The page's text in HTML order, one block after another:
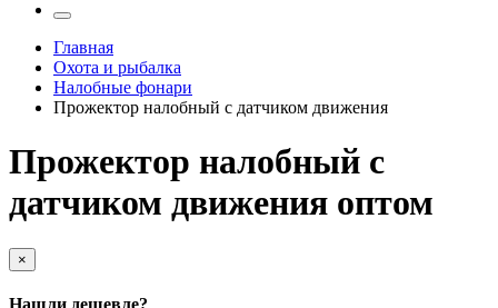
Главная
Охота и рыбалка
Налобные фонари
Прожектор налобный с датчиком движения
Прожектор налобный с
датчиком движения оптом
×